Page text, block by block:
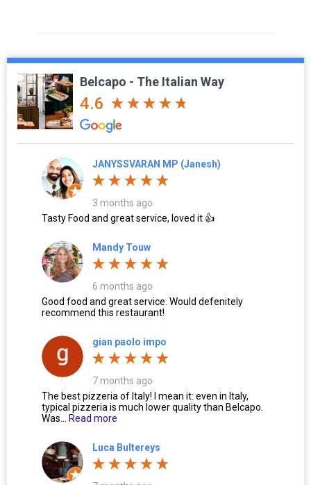
Belcapo - The Italian Way
4.6
JANYSSVARAN MP (Janesh)
3 months ago
Tasty Food and great service, loved it 👍
Mandy Touw
6 months ago
Good food and great service. Would defenitely
recommend this restaurant!
gian paolo impo
7 months ago
The best pizzeria of Italy! I mean it: even in Italy,
typical pizzeria is much lower quality than Belcapo.
Was...
Read more
Luca Bultereys